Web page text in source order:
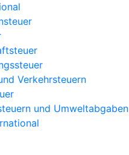
Verkehrsteuern
und Umweltabgaben